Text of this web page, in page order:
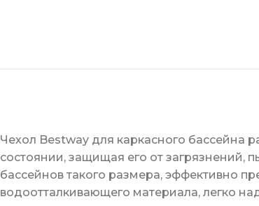
Чехол Bestway для каркасного бассейна
состоянии, защищая его от загрязнений,
бассейнов такого размера, эффективно
водоотталкивающего материала, легко